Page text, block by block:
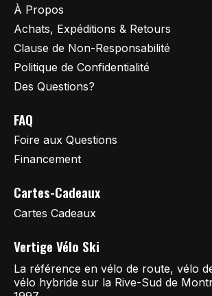
À Propos
Achats, Expéditions & Retours
Clause de Non-Responsabilité
Politique de Confidentialité
Des Questions?
FAQ
Foire aux Questions
Financement
Cartes-Cadeaux
Cartes Cadeaux
Vertige Vélo Ski
La référence en vélo de route, vélo
vélo hybride sur la Rive-Sud de